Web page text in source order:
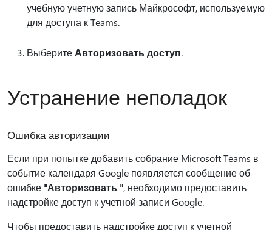
учебную учетную запись Майкрософт, используемую
для доступа к Teams.
Выберите Авторизовать доступ.
Устранение неполадок
Ошибка авторизации
Если при попытке добавить собрание Microsoft Teams в
событие календаря Google появляется сообщение об
ошибке "Авторизовать ", необходимо предоставить
надстройке доступ к учетной записи Google.
Чтобы предоставить надстройке доступ к учетной